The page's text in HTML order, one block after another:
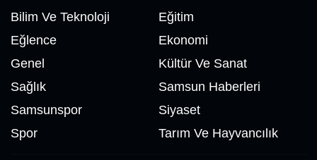
Bilim Ve Teknoloji
Eğitim
Eğlence
Ekonomi
Genel
Kültür Ve Sanat
Sağlık
Samsun Haberleri
Samsunspor
Siyaset
Spor
Tarım Ve Hayvancılık